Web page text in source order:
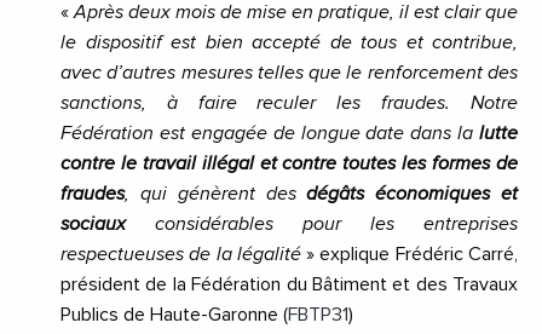
« Après deux mois de mise en pratique, il est clair que
le dispositif est bien accepté de tous et contribue,
avec d’autres mesures telles que le renforcement des
sanctions, à faire reculer les fraudes. Notre
Fédération est engagée de longue date dans la lutte
contre le travail illégal et contre toutes les formes de
fraudes, qui génèrent desdégâts économiques et
sociauxconsidérables pour les entreprises
respectueuses de la légalité» explique Frédéric Carré,
président de la Fédération du Bâtiment et des Travaux
Publics de Haute-Garonne (FBTP31)